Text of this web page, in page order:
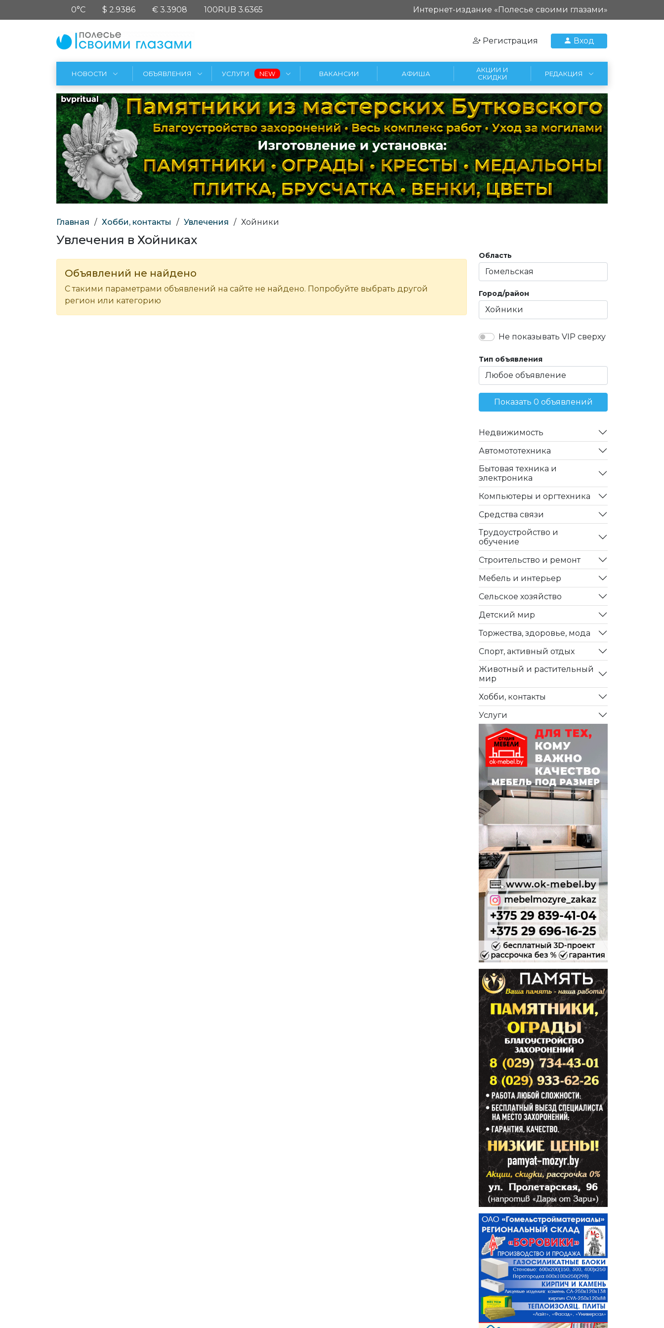
0°C $ 2.9386 € 3.3908 100RUB 3.6365 Интернет-издание «Полесье своими глазами»
Регистрация Вход
НОВОСТИ ОБЪЯВЛЕНИЯ УСЛУГИ ВАКАНСИИ АФИША
АКЦИИ И
СКИДКИ
РЕДАКЦИЯ
Главная / Хобби, контакты / Увлечения / Хойники
Увлечения в Хойниках
Объявлений не найдено
С такими параметрами объявлений на сайте не найдено. Попробуйте выбрать другой
регион или категорию
Область
Город/район
Не показывать VIP сверху
Тип объявления
Показать 0 объявлений
Недвижимость
Автомототехника
Бытовая техника и
электроника
Компьютеры и оргтехника
Средства связи
Трудоустройство и
обучение
Строительство и ремонт
Мебель и интерьер
Сельское хозяйство
Детский мир
Торжества, здоровье, мода
Спорт, активный отдых
Животный и растительный
мир
Хобби, контакты
Услуги